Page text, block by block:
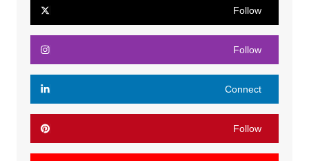
Follow
Follow
Connect
Follow